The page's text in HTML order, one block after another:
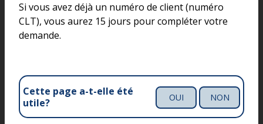
Si vous avez déjà un numéro de client (numéro
CLT), vous aurez 15 jours pour compléter votre
demande.
Cette page a-t-elle été
utile?
OUI NON